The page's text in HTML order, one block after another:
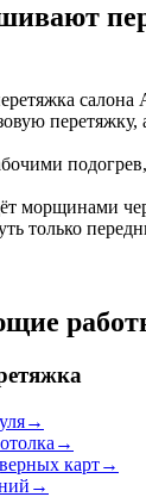
салона
перетяжку,
морщинами
только
→
→
карт→
→